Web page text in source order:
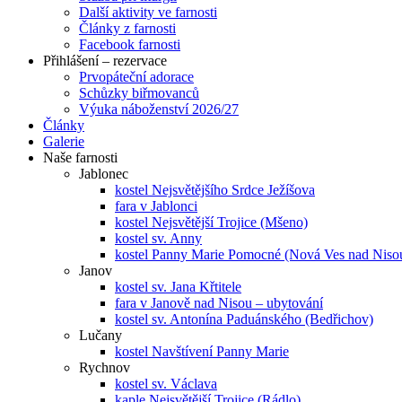
Další aktivity ve farnosti
Články z farnosti
Facebook farnosti
Přihlášení – rezervace
Prvopáteční adorace
Schůzky biřmovanců
Výuka náboženství 2026/27
Články
Galerie
Naše farnosti
Jablonec
kostel Nejsvětějšího Srdce Ježíšova
fara v Jablonci
kostel Nejsvětější Trojice (Mšeno)
kostel sv. Anny
kostel Panny Marie Pomocné (Nová Ves nad
Janov
kostel sv. Jana Křtitele
fara v Janově nad Nisou – ubytování
kostel sv. Antonína Paduánského (Bedřichov)
Lučany
kostel Navštívení Panny Marie
Rychnov
kostel sv. Václava